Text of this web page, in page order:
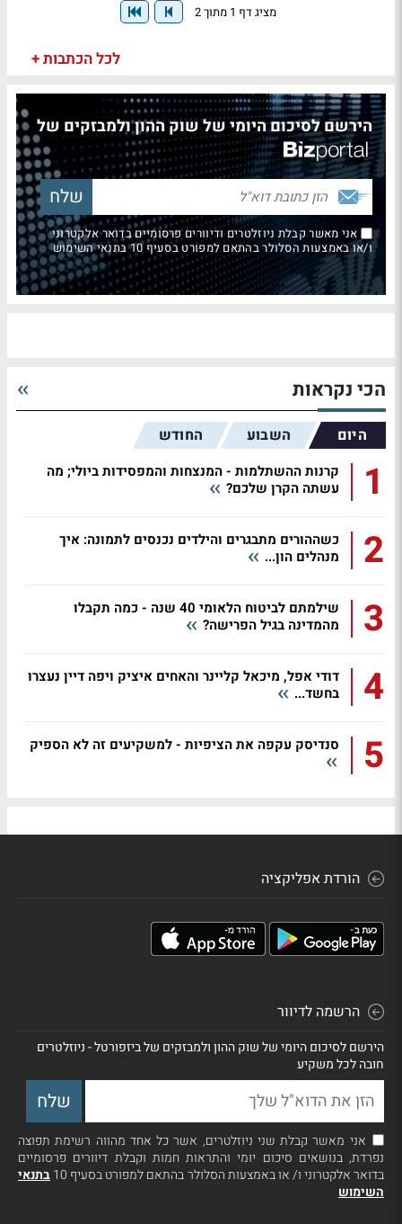
מציג דף 1 מתוך 2
לכל הכתבות +
הירשם לסיכום היומי של שוק ההון ולמבזקים של
אני מאשר קבלת ניוזלטרים ודיוורים פרסומיים בדואר אלקטרוני
ו/או באמצעות הסלולר בהתאם למפורט בסעיף 10 בתנאי השימוש
הכי נקראות
היום השבוע החודש
1
קרנות ההשתלמות - המנצחות והמפסידות ביולי; מה
עשתה הקרן שלכם?
2
כשההורים מתבגרים והילדים נכנסים לתמונה: איך
מנהלים הון...
3
שילמתם לביטוח הלאומי 40 שנה - כמה תקבלו
מהמדינה בגיל הפרישה?
4
דודי אפל, מיכאל קליינר והאחים איציק ויפה דיין נעצרו
בחשד...
5 סנדיסק עקפה את הציפיות - למשקיעים זה לא הספיק
הורדת אפליקציה
הרשמה לדיוור
הירשם לסיכום היומי של שוק ההון ולמבזקים של ביזפורטל - ניוזלטרים
חובה לכל משקיע
אני מאשר קבלת שני ניוזלטרים, אשר כל אחד מהווה רשימת תפוצה
נפרדת, בנושאים סיכום יומי והתראות חמות וקבלת דיוורים פרסומיים
בדואר אלקטרוני ו/ או באמצעות הסלולר בהתאם למפורט בסעיף 10
בתנאי
השימוש